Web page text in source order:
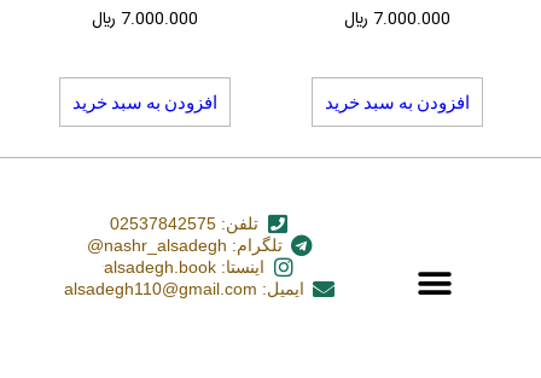
7.000.000 ﷼
افزودن به سبد خرید
7.000.000 ﷼
افزودن به سبد خرید
تلفن: 02537842575
تلگرام: nashr_alsadegh@
اینستا: alsadegh.book
ایمیل: alsadegh110@gmail.com